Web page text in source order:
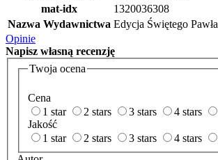
mat-idx
1320036308
Nazwa Wydawnictwa Edycja Świętego Pawła
Opinie
Napisz własną recenzję
Twoja ocena
Cena
1 star
2 stars 3 stars 4 stars
Jakość
1 star
2 stars 3 stars 4 stars